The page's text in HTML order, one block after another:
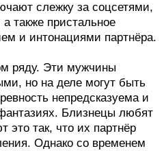
слежку за соцсетями,
также пристальное
и интонациями партнёра.
ряду. Эти мужчины
но на деле могут быть
непредсказуема и
Близнецы любят
это так, что их партнёр
Однако со временем